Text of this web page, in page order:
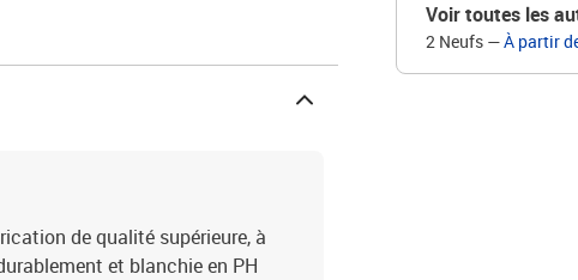
Voir toutes les
2 Neufs —À partir
de qualité supérieure, à
et blanchie en PH